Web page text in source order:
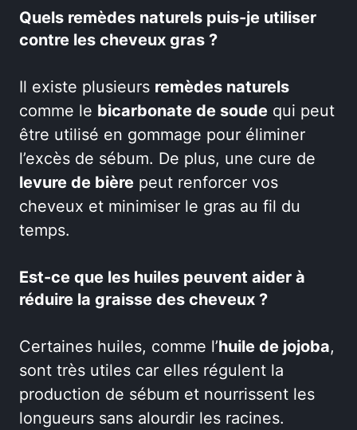
Quels remèdes naturels puis-je utiliser
contre les cheveux gras ?
Il existe plusieurs remèdes naturels
comme le bicarbonate de soude qui peut
être utilisé en gommage pour éliminer
l’excès de sébum. De plus, une cure de
levure de bière peut renforcer vos
cheveux et minimiser le gras au fil du
temps.
Est-ce que les huiles peuvent aider à
réduire la graisse des cheveux ?
Certaines huiles, comme l’huile de jojoba,
sont très utiles car elles régulent la
production de sébum et nourrissent les
longueurs sans alourdir les racines.